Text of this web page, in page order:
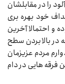
را در مقابلشان
خود بهره بری
و احتمالا آخرین
بالا بردن سطح
مردم عزیزمان
فرقه هایی در دام